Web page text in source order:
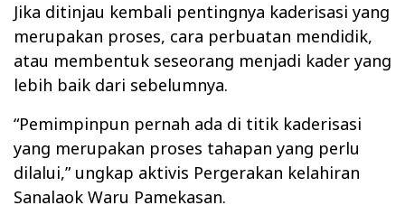
Jika ditinjau kembali pentingnya kaderisasi yang
merupakan proses, cara perbuatan mendidik,
atau membentuk seseorang menjadi kader yang
lebih baik dari sebelumnya.
“Pemimpinpun pernah ada di titik kaderisasi
yang merupakan proses tahapan yang perlu
dilalui,” ungkap aktivis Pergerakan kelahiran
Sanalaok Waru Pamekasan.